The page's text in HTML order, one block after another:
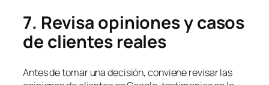
7. Revisa opiniones y casos
de clientes reales
Antes de tomar una decisión, conviene revisar las